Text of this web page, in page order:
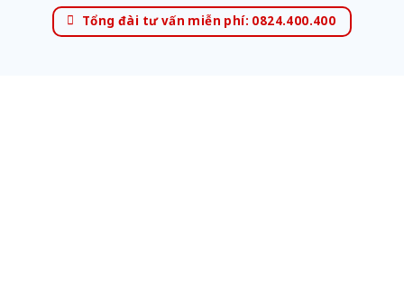
Tổng đài tư vấn miễn phí: 0824.400.400